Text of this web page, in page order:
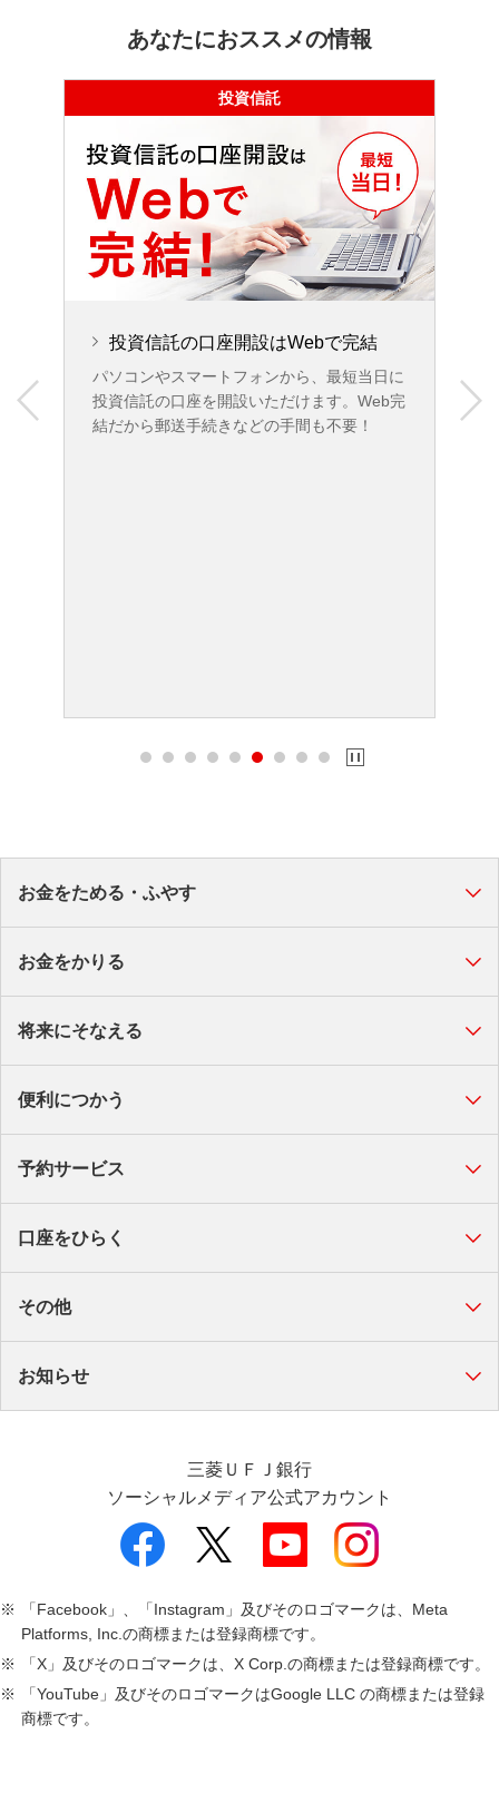
あなたにおススメの情報
投資信託
投資信託の口座開設はWebで完結
パソコンやスマートフォンから、最短当日に
投資信託の口座を開設いただけます。Web完
結だから郵送手続きなどの手間も不要！
お金をためる・ふやす
お金をかりる
将来にそなえる
便利につかう
予約サービス
口座をひらく
その他
お知らせ
三菱ＵＦＪ銀行
ソーシャルメディア公式アカウント
「Facebook」、「Instagram」及びそのロゴマークは、Meta
Platforms, Inc.の商標または登録商標です。
「X」及びそのロゴマークは、X Corp.の商標または登録商標です。
「YouTube」及びそのロゴマークはGoogle LLC の商標または登録
商標です。